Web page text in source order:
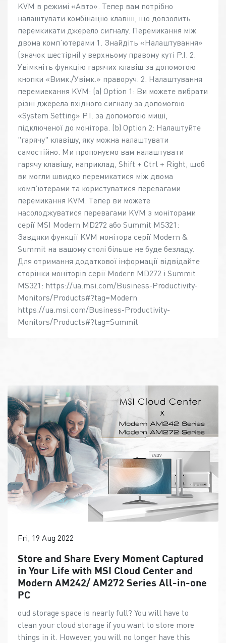
KVM в режимі «Авто». Тепер вам потрібно
налаштувати комбінацію клавіш, що довзолить
перемкикати джерело сигналу. Перемикання між
двома комп’ютерами 1. Знайдіть «Налаштування»
(значок шестірні) у верхньому правому куті P.I. 2.
Увімкніть функцію гарячих клавіш за допомогою
кнопки «Вимк./Увімк.» праворуч. 2. Налаштування
перемиекання KVM: (a) Option 1: Ви можете вибрати
різні джерела вхідного сигналу за допомогою
«System Setting» P.I. за допомогою миші,
підключеної до монітора. (b) Option 2: Налаштуйте
"гарячу" клавішу, яку можна налаштувати
самостійно. Ми пропонуємо вам налаштувати
гарячу клавішу, наприклад, Shift + Ctrl + Right, щоб
ви могли швидко перемикатися між двома
комп’ютерами та користуватися перевагами
перемикання KVM. Тепер ви можете
насолоджуватися перевагами KVM з моніторами
серії MSI Modern MD272 або Summit MS321:
Завдяки функції KVM монітора серії Modern &
Summit на вашому столі більше не буде безладу.
Для отримання додаткової інформації відвідайте
сторінки моніторів серії Modern MD272 і Summit
MS321: https://ua.msi.com/Business-Productivity-
Monitors/Products#?tag=Modern
https://ua.msi.com/Business-Productivity-
Monitors/Products#?tag=Summit
Fri, 19 Aug 2022
Store and Share Every Moment Captured
in Your Life with MSI Cloud Center and
Modern AM242/ AM272 Series All-in-one
PC
oud storage space is nearly full? You will have to
clean your cloud storage if you want to store more
things in it. However, you will no longer have this